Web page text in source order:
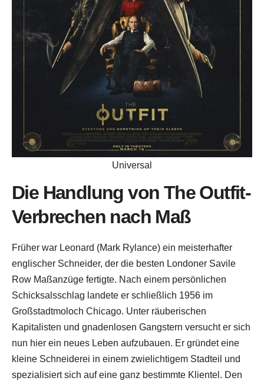
Universal
Die Handlung von The Outfit-
Verbrechen nach Maß
Früher war Leonard (Mark Rylance) ein meisterhafter
englischer Schneider, der die besten Londoner Savile
Row Maßanzüge fertigte. Nach einem persönlichen
Schicksalsschlag landete er schließlich 1956 im
Großstadtmoloch Chicago. Unter räuberischen
Kapitalisten und gnadenlosen Gangstern versucht er sich
nun hier ein neues Leben aufzubauen. Er gründet eine
kleine Schneiderei in einem zwielichtigem Stadteil und
spezialisiert sich auf eine ganz bestimmte Klientel. Den